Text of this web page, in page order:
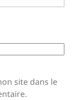
site dans le